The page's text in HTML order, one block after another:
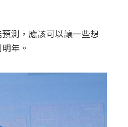
測，應該可以讓一些想
年。